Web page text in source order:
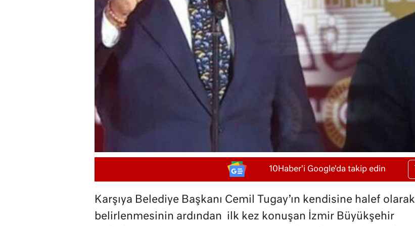
10Haber'i Google'da takip edin
Karşıya Belediye Başkanı Cemil Tugay’ın kendisine halef olarak
belirlenmesinin ardından ilk kez konuşan İzmir Büyükşehir